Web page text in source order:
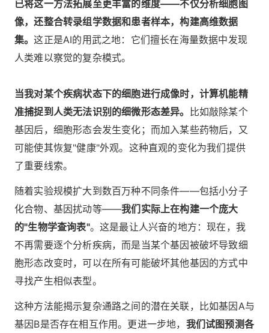
已将这一方法拓展至更丰富的维度——不仅分析细胞图
像，还整合转录组学数据和患者样本，构建高维数据
集。这正是AI的用武之地：它们擅长在海量数据中发现
人类难以察觉的复杂模式。
当我对某个疾病状态下的细胞进行成像时，计算机能精
准捕捉到人类无法识别的细微形态差异。
比如敲除某个
基因后，细胞形态会发生变化；而加入某些药物后，又
可能使其恢复"健康"外观。这种直观的变化为我们提供
了重要线索。
随着实验规模扩大到数百万种不同条件——包括小分子
化合物、基因扰动等——我们实际上在构建一个庞大
的"生物学查询表"。这是最让人兴奋的地方：现在，我
不再需要逐个分析疾病，而是当某个基因被破坏导致细
胞形态改变时，可以在所有可能破坏其他基因的方式中
寻找产生相似表型。
这种方法能揭示复杂通路之间的潜在关联，比如基因A与
基因B是否存在相互作用。更进一步地， 我们试图预测各